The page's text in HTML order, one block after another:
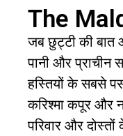
The
जब छुट्टी की बात
पानी और प्राचीन
हस्तियों के सबसे
करिश्मा कपूर और
परिवार और